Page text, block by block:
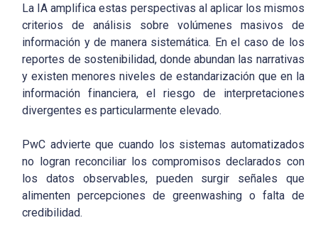
La IA amplifica estas perspectivas al aplicar los mismos
criterios de análisis sobre volúmenes masivos de
información y de manera sistemática. En el caso de los
reportes de sostenibilidad, donde abundan las narrativas
y existen menores niveles de estandarización que en la
información financiera, el riesgo de interpretaciones
divergentes es particularmente elevado.
PwC advierte que cuando los sistemas automatizados
no logran reconciliar los compromisos declarados con
los datos observables, pueden surgir señales que
alimenten percepciones de greenwashing o falta de
credibilidad.